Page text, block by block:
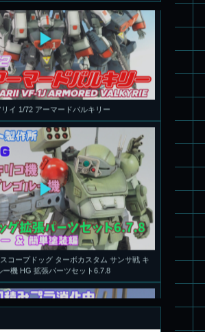
イ 1/72 アーマードバルキリー
コープドッグ ターボカスタム サンサ戦 キ
ー機 HG 拡張パーツセット6.7.8